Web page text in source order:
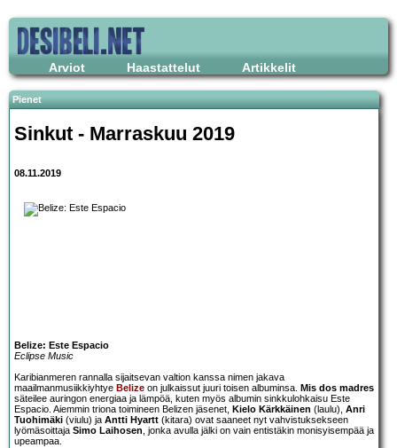
Arviot Haastattelut Artikkelit
Pienet
Sinkut - Marraskuu 2019
08.11.2019
Belize: Este Espacio
Eclipse Music
Karibianmeren rannalla sijaitsevan valtion kanssa nimen jakava
maailmanmusiikkiyhtye Belize on julkaissut juuri toisen albuminsa. Mis dos madres
säteilee auringon energiaa ja lämpöä, kuten myös albumin sinkkulohkaisu Este
Espacio. Aiemmin triona toimineen Belizen jäsenet, Kielo Kärkkäinen (laulu), Anri
Tuohimäki (viulu) ja Antti Hyartt (kitara) ovat saaneet nyt vahvistuksekseen
lyömäsoittaja Simo Laihosen, jonka avulla jälki on vain entistäkin monisyisempää ja
upeampaa.